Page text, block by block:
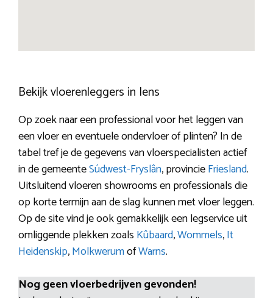
Bekijk vloerenleggers in Iens
Op zoek naar een professional voor het leggen van
een vloer en eventuele ondervloer of plinten? In de
tabel tref je de gegevens van vloerspecialisten actief
in de gemeenteSúdwest-Fryslân, provincieFriesland.
Uitsluitend vloeren showrooms en professionals die
op korte termijn aan de slag kunnen met vloer leggen.
Op de site vind je ook gemakkelijk een legservice uit
omliggende plekken zoals Kûbaard,Wommels,It
Heidenskip,MolkwerumofWarns.
Nog geen vloerbedrijven gevonden!